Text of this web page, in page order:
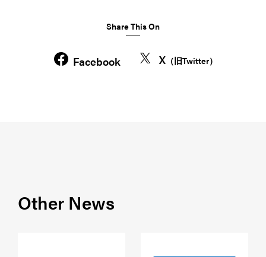
Share This On
Facebook X （旧Twitter）
Other News